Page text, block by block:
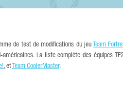
de test de modifications du jeu Team
américaines. La liste complète des équipes
, et Team CoolerMaster.